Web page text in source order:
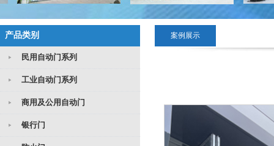
产品类别
民用自动门系列
工业自动门系列
商用及公用自动门
银行门
案例展示